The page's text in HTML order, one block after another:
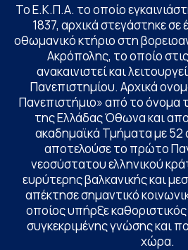
Το Ε.Κ.Π.Α. το οποίο
1837, αρχικά στεγάστηκε σε
οθωμανικό κτήριο στη
Ακρόπολης, το οποίο
ανακαινιστεί και
Πανεπιστημίου. Αρχικά
Πανεπιστήμιο» από το όνομα
της Ελλάδας Όθωνα και
ακαδημαϊκά Τμήματα με
αποτελούσε το πρώτο
νεοσύστατου ελληνικού
ευρύτερης βαλκανικής και
απέκτησε σημαντικό
οποίος υπήρξε
συγκεκριμένης γνώσης και
χώρα.